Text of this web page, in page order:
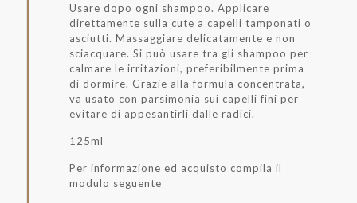
Usare dopo ogni shampoo. Applicare
direttamente sulla cute a capelli tamponati o
asciutti. Massaggiare delicatamente e non
sciacquare. Si può usare tra gli shampoo per
calmare le irritazioni, preferibilmente prima
di dormire. Grazie alla formula concentrata,
va usato con parsimonia sui capelli fini per
evitare di appesantirli dalle radici.
125ml
Per informazione ed acquisto compila il
modulo seguente